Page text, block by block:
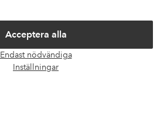
Acceptera alla
Endast nödvändiga
Inställningar